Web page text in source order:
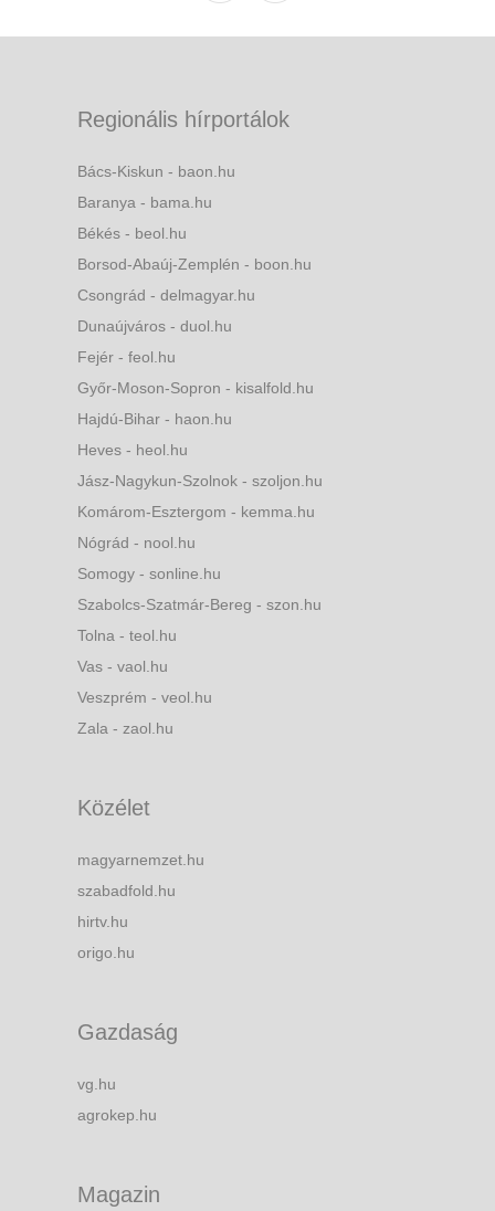
Regionális hírportálok
Bács-Kiskun - baon.hu
Baranya - bama.hu
Békés - beol.hu
Borsod-Abaúj-Zemplén - boon.hu
Csongrád - delmagyar.hu
Dunaújváros - duol.hu
Fejér - feol.hu
Győr-Moson-Sopron - kisalfold.hu
Hajdú-Bihar - haon.hu
Heves - heol.hu
Jász-Nagykun-Szolnok - szoljon.hu
Komárom-Esztergom - kemma.hu
Nógrád - nool.hu
Somogy - sonline.hu
Szabolcs-Szatmár-Bereg - szon.hu
Tolna - teol.hu
Vas - vaol.hu
Veszprém - veol.hu
Zala - zaol.hu
Közélet
magyarnemzet.hu
szabadfold.hu
hirtv.hu
origo.hu
Gazdaság
vg.hu
agrokep.hu
Magazin